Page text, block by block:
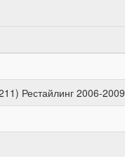
Рестайлинг 2006-2009